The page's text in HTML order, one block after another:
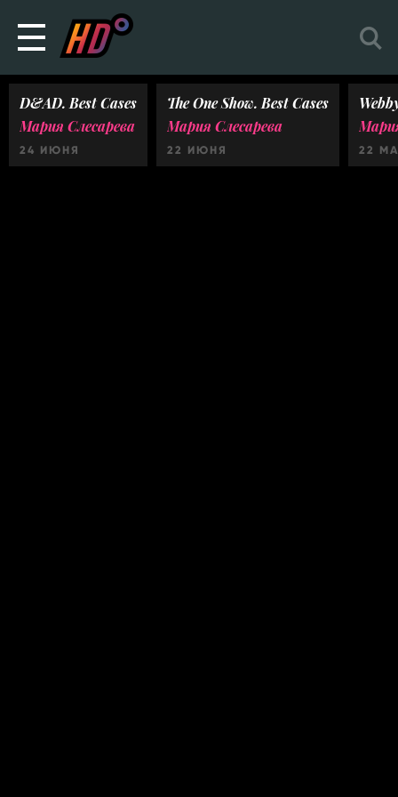
D&AD. Best Cases
Мария Слесарева
24 ИЮНЯ
The One Show. Best Cases
Мария Слесарева
22 ИЮНЯ 22